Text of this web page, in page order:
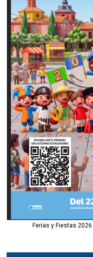
Ferias y Fiestas